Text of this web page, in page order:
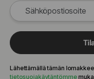
Lähettämällä tämän
tietosuojakäytäntömme